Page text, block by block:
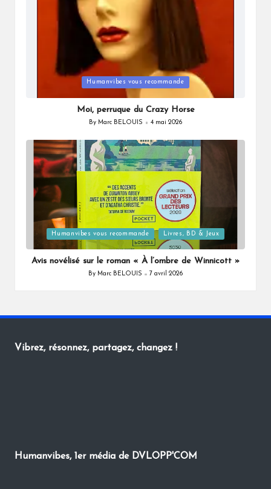
Humanvibes vous recommande
Moi, perruque du Crazy Horse
Posted
By Marc BELOUIS 4 mai 2026
Posted
in
Humanvibes vous recommande Livres, BD & Jeux
Avis novélisé sur le roman « À l’ombre de Winnicott »
Posted
By Marc BELOUIS 7 avril 2026
Vibrez, résonnez, partagez, changez !
Humanvibes, 1er média de DVLOPP'COM